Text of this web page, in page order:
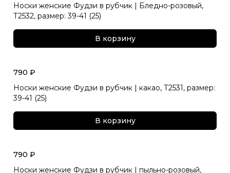
Носки женские Фудзи в рубчик | Бледно-розовый,
Т2532, размер: 39-41 (25)
В корзину
790 ₽
Носки женские Фудзи в рубчик | какао, Т2531, размер:
39-41 (25)
В корзину
790 ₽
Носки женские Фудзи в рубчик | пыльно-розовый,